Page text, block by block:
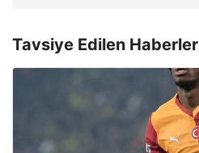
Tavsiye Edilen Haberler